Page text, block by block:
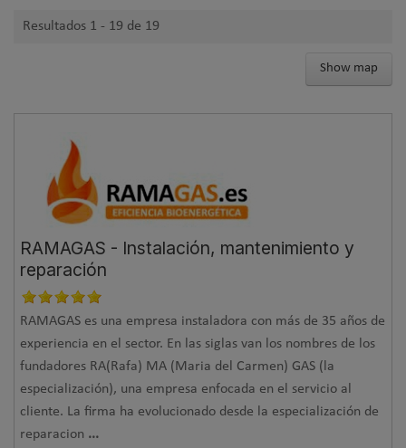
Resultados 1 - 19 de 19
Show map
RAMAGAS - Instalación, mantenimiento y
reparación
RAMAGAS es una empresa instaladora con más de 35 años de
experiencia en el sector. En las siglas van los nombres de los
fundadores RA(Rafa) MA (Maria del Carmen) GAS (la
especialización), una empresa enfocada en el servicio al
cliente. La firma ha evolucionado desde la especialización de
reparacion ...